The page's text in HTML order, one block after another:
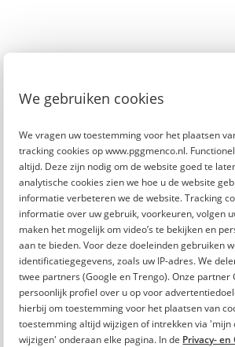
We gebruiken cookies
We vragen uw toestemming voor het plaatsen
tracking cookies op www.pggmenco.nl.
altijd. Deze zijn nodig om de website goed te
analytische cookies zien we hoe u de website
informatie verbeteren we de website. Tracking
informatie over uw gebruik, voorkeuren, volgen
maken het mogelijk om video’s te bekijken en
aan te bieden. Voor deze doeleinden gebruiken
identificatiegegevens, zoals uw IP-adres. We
twee partners (Google en Trengo). Onze partner
persoonlijk profiel over u op voor
hierbij om toestemming voor het plaatsen van
toestemming altijd wijzigen of intrekken via 'mijn
wijzigen' onderaan elke pagina. In de Privacy-
Brancherapportage: Jeugdzorg>
Brancherapportage: Ziekenhuizen>
Brancherapportage: Sociaal werk>
Brancherapportage: Ambulancezorg>
Brancherapportage:
Brancherapportage: Geestelijke
Brancherapportage: Huisartsen en
Brancherapportage: Verpleging,